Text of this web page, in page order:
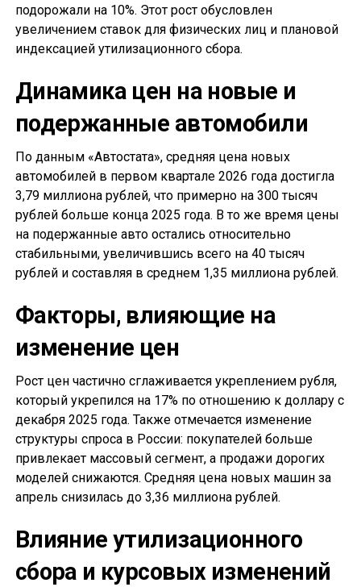
подорожали на 10%. Этот рост обусловлен
увеличением ставок для физических лиц и плановой
индексацией утилизационного сбора.
Динамика цен на новые и
подержанные автомобили
По данным «Автостата», средняя цена новых
автомобилей в первом квартале 2026 года достигла
3,79 миллиона рублей, что примерно на 300 тысяч
рублей больше конца 2025 года. В то же время цены
на подержанные авто остались относительно
стабильными, увеличившись всего на 40 тысяч
рублей и составляя в среднем 1,35 миллиона рублей.
Факторы, влияющие на
изменение цен
Рост цен частично сглаживается укреплением рубля,
который укрепился на 17% по отношению к доллару с
декабря 2025 года. Также отмечается изменение
структуры спроса в России: покупателей больше
привлекает массовый сегмент, а продажи дорогих
моделей снижаются. Средняя цена новых машин за
апрель снизилась до 3,36 миллиона рублей.
Влияние утилизационного
сбора и курсовых изменений